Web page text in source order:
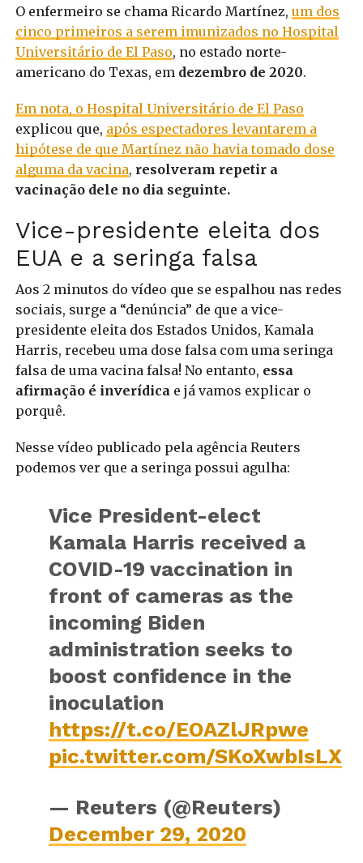
O enfermeiro se chama Ricardo Martínez, um dos
cinco primeiros a serem imunizados no Hospital
Universitário de El Paso, no estado norte-
americano do Texas, em dezembro de 2020.
Em nota, o Hospital Universitário de El Paso
explicou que, após espectadores levantarem a
hipótese de que Martínez não havia tomado dose
alguma da vacina, resolveram repetir a
vacinação dele no dia seguinte.
Vice-presidente eleita dos
EUA e a seringa falsa
Aos 2 minutos do vídeo que se espalhou nas redes
sociais, surge a “denúncia” de que a vice-
presidente eleita dos Estados Unidos, Kamala
Harris, recebeu uma dose falsa com uma seringa
falsa de uma vacina falsa! No entanto, essa
afirmação é inverídicae já vamos explicar o
porquê.
Nesse vídeo publicado pela agência Reuters
podemos ver que a seringa possui agulha:
Vice President-elect
Kamala Harris received a
COVID-19 vaccination in
front of cameras as the
incoming Biden
administration seeks to
boost confidence in the
inoculation
https://t.co/EOAZlJRpwe
pic.twitter.com/SKoXwbIsLX
— Reuters (@Reuters)
December 29, 2020